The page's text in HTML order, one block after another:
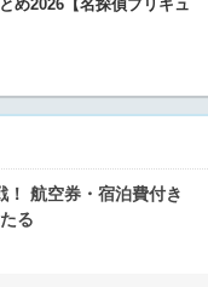
め2026【名探偵プリキュ
航空券・宿泊費付き
る